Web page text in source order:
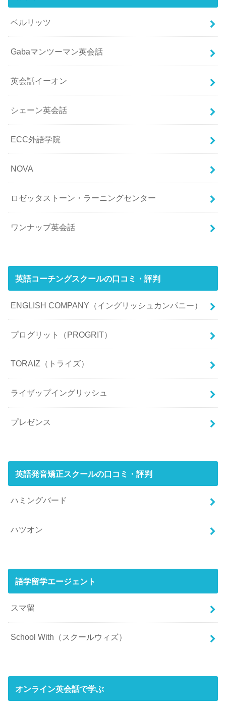
ベルリッツ
Gabaマンツーマン英会話
英会話イーオン
シェーン英会話
ECC外語学院
NOVA
ロゼッタストーン・ラーニングセンター
ワンナップ英会話
英語コーチングスクールの口コミ・評判
ENGLISH COMPANY（イングリッシュカンパニー）
プログリット（PROGRIT）
TORAIZ（トライズ）
ライザップイングリッシュ
プレゼンス
英語発音矯正スクールの口コミ・評判
ハミングバード
ハツオン
語学留学エージェント
スマ留
School With（スクールウィズ）
オンライン英会話で学ぶ